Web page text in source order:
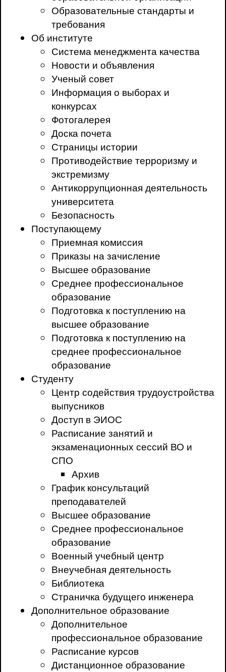
Образовательные стандарты и
требования
Об институте
Система менеджмента качества
Новости и объявления
Ученый совет
Информация о выборах и
конкурсах
Фотогалерея
Доска почета
Страницы истории
Противодействие терроризму и
экстремизму
Антикоррупционная деятельность
университета
Безопасность
Поступающему
Приемная комиссия
Приказы на зачисление
Высшее образование
Среднее профессиональное
образование
Подготовка к поступлению на
высшее образование
Подготовка к поступлению на
среднее профессиональное
образование
Студенту
Центр содействия трудоустройства
выпусников
Доступ в ЭИОС
Расписание занятий и
экзаменационных сессий ВО и
СПО
Архив
График консультаций
преподавателей
Высшее образование
Среднее профессиональное
образование
Военный учебный центр
Внеучебная деятельность
Библиотека
Страничка будущего инженера
Дополнительное образование
Дополнительное
профессиональное образование
Расписание курсов
Дистанционное образование